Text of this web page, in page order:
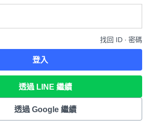
找回 ID ∙ 密碼
登入
透過 LINE 繼續
透過 Google 繼續